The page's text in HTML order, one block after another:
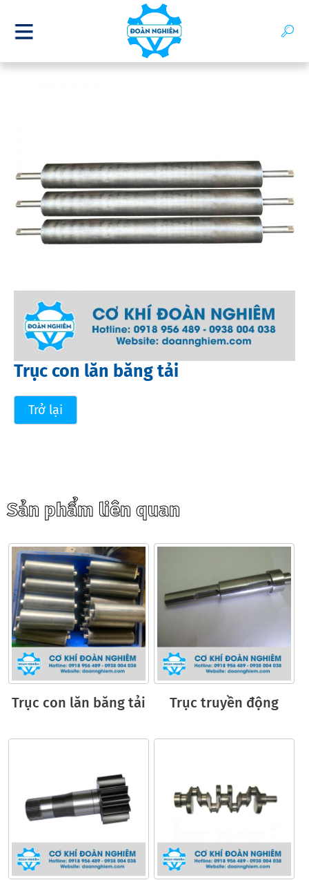
Trục con lăn băng tải
Trở lại
Sản phẩm liên quan
Trục con lăn băng tải Trục truyền động